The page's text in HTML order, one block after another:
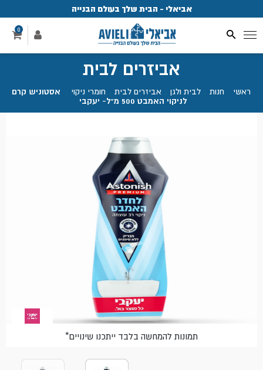
אביאלי - הבית שלך בעולם הבנייה
0
אביזרים לבית
ראשי חנות לבית ולגן אביזרים לבית חומרי ניקוי
אסטוניש קרם
לניקוי האמבט 500 מ"ל- יעקבי
*תמונות להמחשה בלבד ייתכנו שינויים